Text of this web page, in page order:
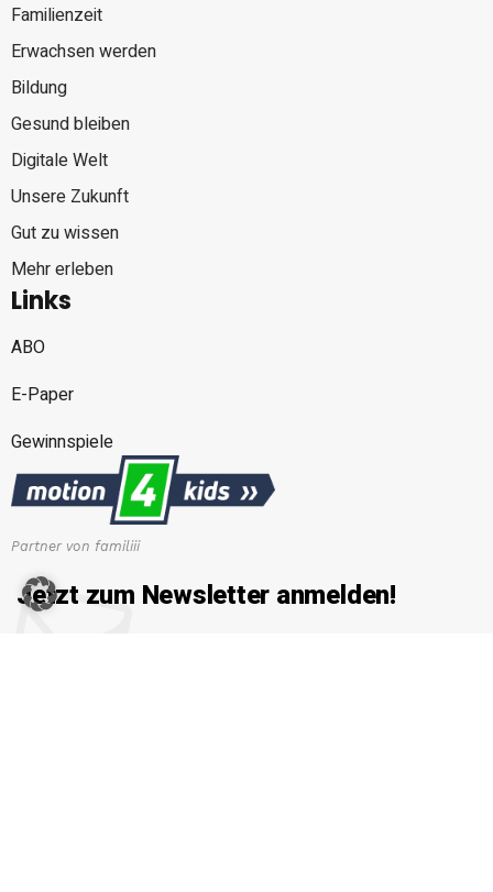
Familienzeit
Erwachsen werden
Bildung
Gesund bleiben
Digitale Welt
Unsere Zukunft
Gut zu wissen
Mehr erleben
Links
ABO
E-Paper
Gewinnspiele
Partner von familiii
Jetzt zum Newsletter anmelden!